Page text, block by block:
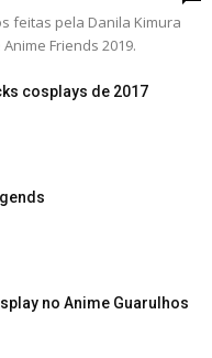
feitas pela Danila Kimura
Friends 2019.
cosplays de 2017
no Anime Guarulhos